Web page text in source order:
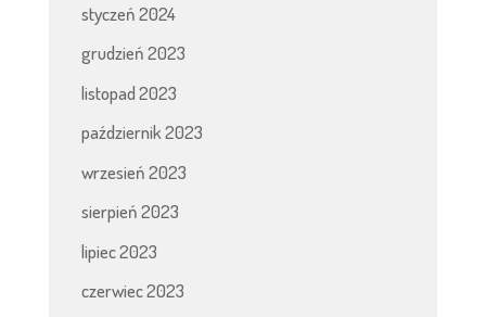
styczeń 2024
grudzień 2023
listopad 2023
październik 2023
wrzesień 2023
sierpień 2023
lipiec 2023
czerwiec 2023